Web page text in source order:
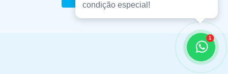
1
condição especial!